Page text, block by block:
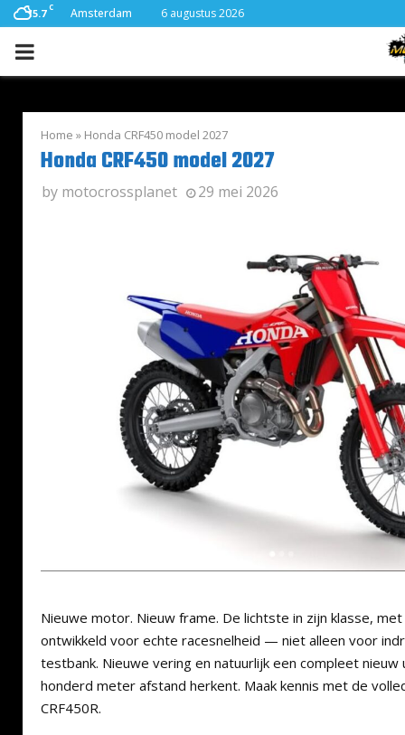
15.7 C Amsterdam 6 augustus 2026
PRIMARY
Home » Honda CRF450 model 2027
Honda CRF450 model 2027
by motocrossplanet 29 mei 2026
Nieuwe motor. Nieuw frame. De lichtste in zijn klasse,
ontwikkeld voor echte racesnelheid — niet alleen voor
testbank. Nieuwe vering en natuurlijk een compleet nieuw
honderd meter afstand herkent. Maak kennis met de
CRF450R.